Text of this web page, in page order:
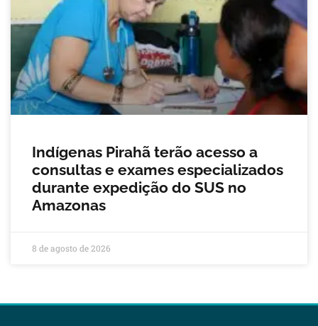
Indígenas Pirahã terão acesso a
consultas e exames especializados
durante expedição do SUS no
Amazonas
8 de agosto de 2026